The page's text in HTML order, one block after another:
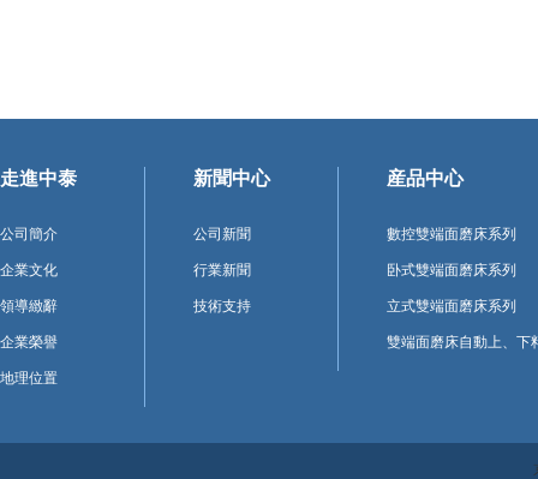
走進中泰
公司簡介
企業文化
領導緻辭
企業榮譽
地理位置
新聞中心
公司新聞
行業新聞
技術支持
産品中心
數控雙端面磨床系列
卧式雙端面磨床系列
立式雙端面磨床系列
雙端面磨床自動上、下